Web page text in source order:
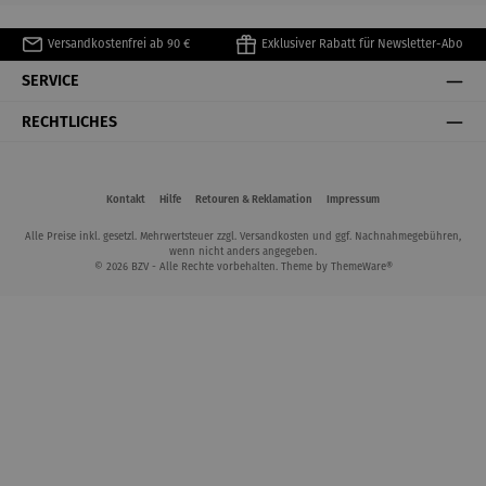
Versandkostenfrei ab 90 € Exklusiver Rabatt für Newsletter-Abo
SERVICE
RECHTLICHES
Kontakt Hilfe Retouren & Reklamation Impressum
Alle Preise inkl. gesetzl. Mehrwertsteuer zzgl. Versandkosten und ggf. Nachnahmegebühren,
wenn nicht anders angegeben.
© 2026 BZV - Alle Rechte vorbehalten. Theme by ThemeWare®